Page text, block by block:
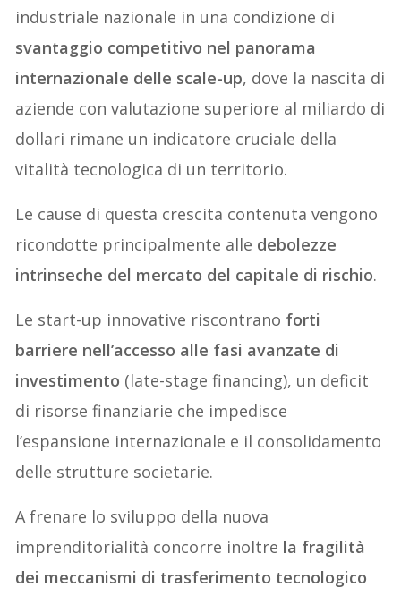
industriale nazionale in una condizione di
svantaggio competitivo nel panorama
internazionale delle scale-up, dove la nascita di
aziende con valutazione superiore al miliardo di
dollari rimane un indicatore cruciale della
vitalità tecnologica di un territorio.
Le cause di questa crescita contenuta vengono
ricondotte principalmente alle debolezze
intrinseche del mercato del capitale di rischio.
Le start-up innovative riscontrano forti
barriere nell’accesso alle fasi avanzate di
investimento (late-stage financing), un deficit
di risorse finanziarie che impedisce
l’espansione internazionale e il consolidamento
delle strutture societarie.
A frenare lo sviluppo della nuova
imprenditorialità concorre inoltre la fragilità
dei meccanismi di trasferimento tecnologico